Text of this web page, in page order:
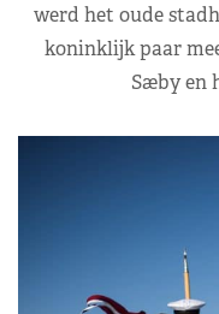
werd het oude
koninklijk paar
Sæby en